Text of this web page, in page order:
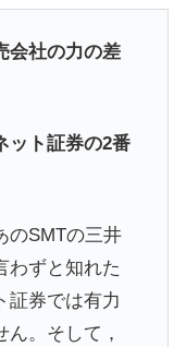
会社の力の差
ット証券の2番
のSMTの三井
わずと知れた
証券では有力
。そして，